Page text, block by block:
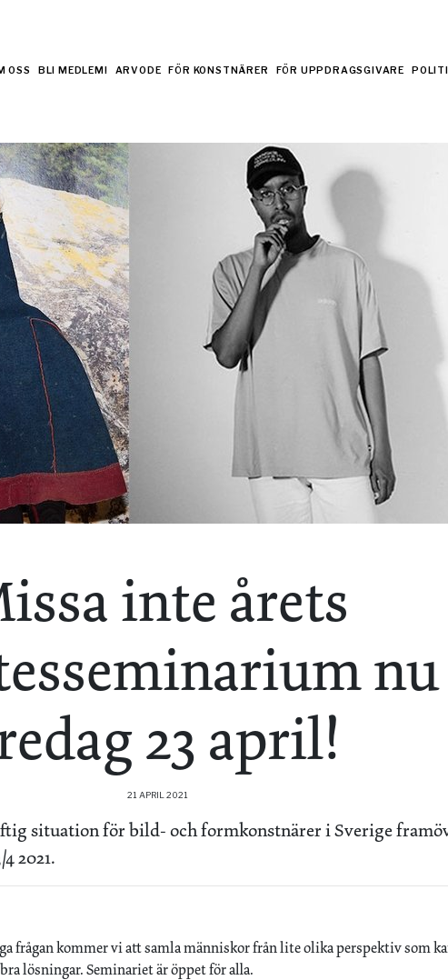
OSS BLI MEDLEM! ARVODE FÖR KONSTNÄRER FÖR UPPDRAGSGIVARE
inte årets
nu
23 april!
21 APRIL 2021
situation för bild- och formkonstnärer i Sverige
2021.
frågan kommer vi att samla människor från lite olika perspektiv som
lösningar. Seminariet är öppet för alla.